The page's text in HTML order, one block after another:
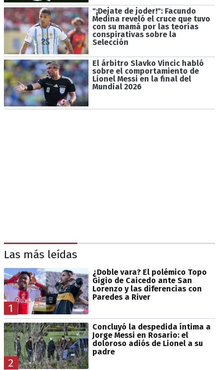
"¡Dejate de joder!": Facundo
Medina reveló el cruce que tuvo
con su mamá por las teorías
conspirativas sobre la
Selección
El árbitro Slavko Vincic habló
sobre el comportamiento de
Lionel Messi en la final del
Mundial 2026
Las más leídas
1
¿Doble vara? El polémico Topo
Gigio de Caicedo ante San
Lorenzo y las diferencias con
Paredes a River
2
Concluyó la despedida íntima a
Jorge Messi en Rosario: el
doloroso adiós de Lionel a su
padre